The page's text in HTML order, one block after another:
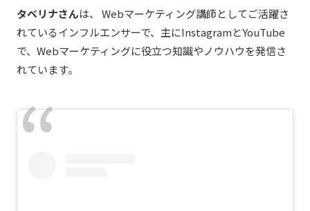
タベリナさんは、 Webマーケティング講師としてご活躍さ
れているインフルエンサーで、主にInstagramとYouTube
で、Webマーケティングに役立つ知識やノウハウを発信さ
れています。